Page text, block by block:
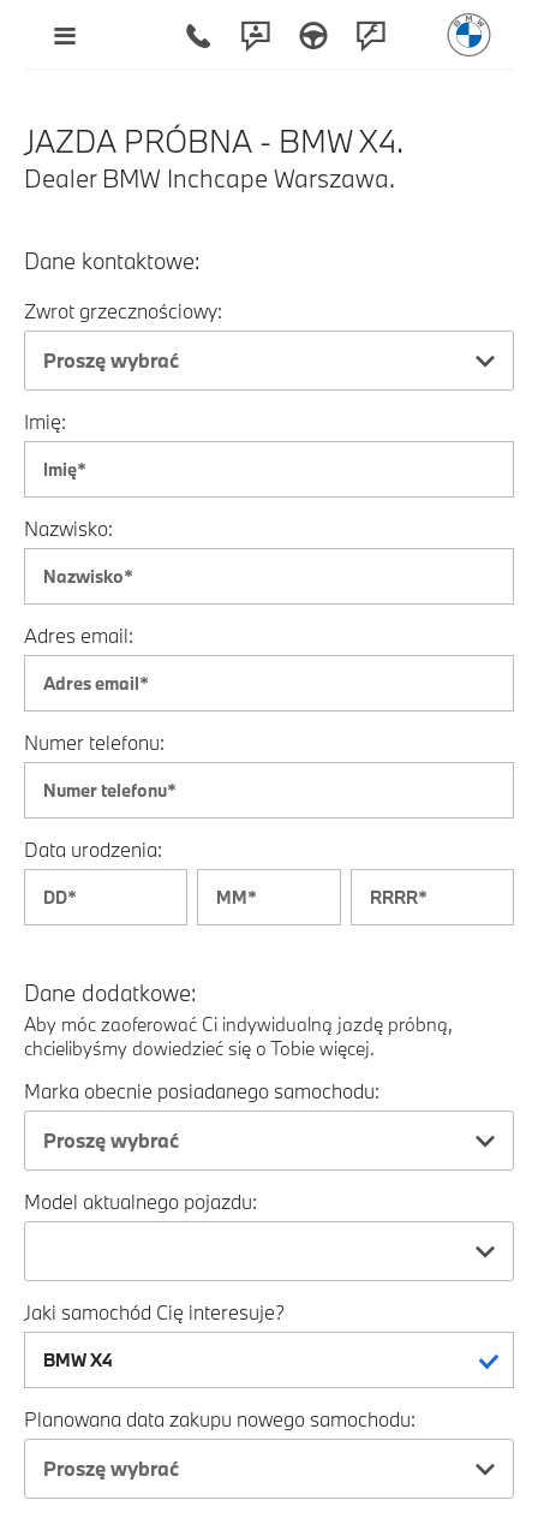
JAZDA PRÓBNA - BMW X4.
Dealer BMW Inchcape Warszawa.
Dane kontaktowe:
Zwrot grzecznościowy:
Proszę wybrać
Imię:
Nazwisko:
Adres email:
Numer telefonu:
Data urodzenia:
Dane dodatkowe:
Aby móc zaoferować Ci indywidualną jazdę próbną,
chcielibyśmy dowiedzieć się o Tobie więcej.
Marka obecnie posiadanego samochodu:
Proszę wybrać
Model aktualnego pojazdu:
Jaki samochód Cię interesuje?
Planowana data zakupu nowego samochodu:
Proszę wybrać